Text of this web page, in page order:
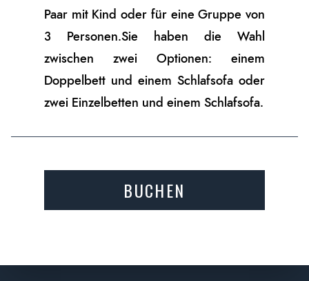
Paar mit Kind oder für eine Gruppe von
3 Personen.Sie haben die Wahl
zwischen zwei Optionen: einem
Doppelbett und einem Schlafsofa oder
zwei Einzelbetten und einem Schlafsofa.
BUCHEN